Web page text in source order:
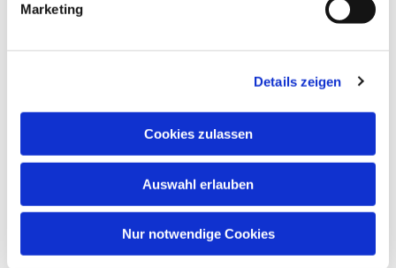
Marketing
Details zeigen
Cookies zulassen
Auswahl erlauben
Nur notwendige Cookies